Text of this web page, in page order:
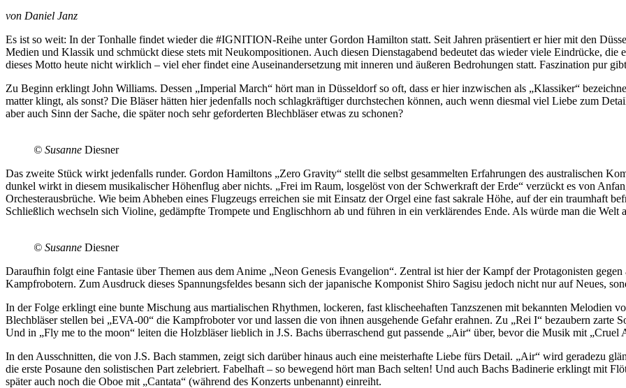
von Daniel Janz
Es ist so weit: In der Tonhalle findet wieder die #IGNITION-Reihe unter Gordon Hamilton statt. Seit Jahren präsentiert er hier mit den
Medien und Klassik und schmückt diese stets mit Neukompositionen. Auch diesen Dienstagabend bedeutet das wieder viele Eindrücke,
dieses Motto heute nicht wirklich – viel eher findet eine Auseinandersetzung mit inneren und äußeren Bedrohungen statt. Faszination pur
Zu Beginn erklingt John Williams. Dessen „Imperial March“ hört man in Düsseldorf so oft, dass er hier inzwischen als „Klassiker“
matter klingt, als sonst? Die Bläser hätten hier jedenfalls noch schlagkräftiger durchstechen können, auch wenn diesmal viel Liebe zum
aber auch Sinn der Sache, die später noch sehr geforderten Blechbläser etwas zu schonen?
© Susanne Diesner
Das zweite Stück wirkt jedenfalls runder. Gordon Hamiltons „Zero Gravity“ stellt die selbst gesammelten Erfahrungen des australischen
dunkel wirkt in diesem musikalischer Höhenflug aber nichts. „Frei im Raum, losgelöst von der Schwerkraft der Erde“ verzückt es von
Orchesterausbrüche. Wie beim Abheben eines Flugzeugs erreichen sie mit Einsatz der Orgel eine fast sakrale Höhe, auf der ein traumhaft
Schließlich wechseln sich Violine, gedämpfte Trompete und Englischhorn ab und führen in ein verklärendes Ende. Als würde man die
© Susanne Diesner
Daraufhin folgt eine Fantasie über Themen aus dem Anime „Neon Genesis Evangelion“. Zentral ist hier der Kampf der Protagonisten
Kampfrobotern. Zum Ausdruck dieses Spannungsfeldes besann sich der japanische Komponist Shiro Sagisu jedoch nicht nur auf Neues,
In der Folge erklingt eine bunte Mischung aus martialischen Rhythmen, lockeren, fast klischeehaften Tanzszenen mit bekannten Melodien
Blechbläser stellen bei „EVA-00“ die Kampfroboter vor und lassen die von ihnen ausgehende Gefahr erahnen. Zu „Rei I“ bezaubern zarte
Und in „Fly me to the moon“ leiten die Holzbläser lieblich in J.S. Bachs überraschend gut passende „Air“ über, bevor die Musik mit „Cruel
In den Ausschnitten, die von J.S. Bach stammen, zeigt sich darüber hinaus auch eine meisterhafte Liebe fürs Detail. „Air“ wird geradezu
die erste Posaune den solistischen Part zelebriert. Fabelhaft – so bewegend hört man Bach selten! Und auch Bachs Badinerie erklingt mit
später auch noch die Oboe mit „Cantata“ (während des Konzerts unbenannt) einreiht.